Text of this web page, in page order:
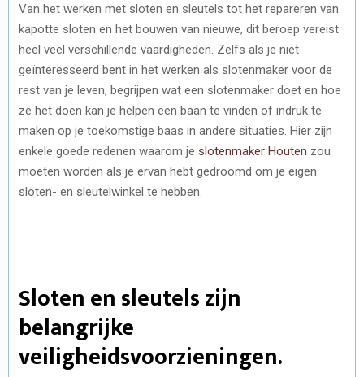
Van het werken met sloten en sleutels tot het repareren van
kapotte sloten en het bouwen van nieuwe, dit beroep vereist
heel veel verschillende vaardigheden. Zelfs als je niet
geïnteresseerd bent in het werken als slotenmaker voor de
rest van je leven, begrijpen wat een slotenmaker doet en hoe
ze het doen kan je helpen een baan te vinden of indruk te
maken op je toekomstige baas in andere situaties. Hier zijn
enkele goede redenen waarom je slotenmaker Houten zou
moeten worden als je ervan hebt gedroomd om je eigen
sloten- en sleutelwinkel te hebben.
Sloten en sleutels zijn
belangrijke
veiligheidsvoorzieningen.